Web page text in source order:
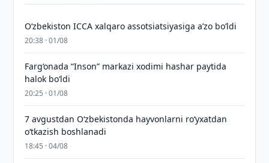
O‘zbekiston ICCA xalqaro assotsiatsiyasiga aʼzo bo‘ldi
20:38 · 01/08
Farg‘onada “Inson” markazi xodimi hashar paytida
halok bo‘ldi
20:25 · 01/08
7 avgustdan O‘zbekistonda hayvonlarni ro‘yxatdan
o‘tkazish boshlanadi
18:45 · 04/08